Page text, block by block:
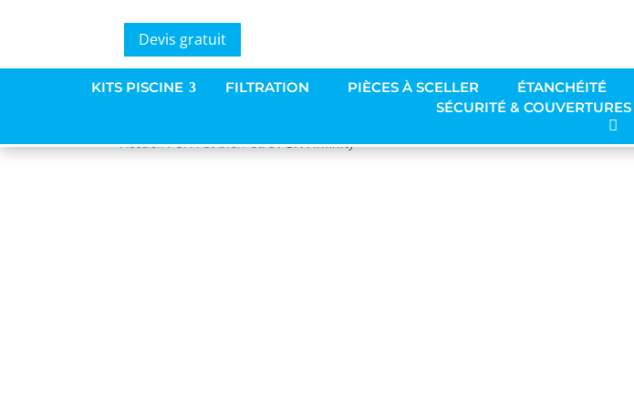
Devis gratuit
KITS PISCINE FILTRATION PIÈCES À SCELLER ÉTANCHÉITÉ
SÉCURITÉ & COUVERTURES
Accueil/SPA et bien-être/ SPA Infinity